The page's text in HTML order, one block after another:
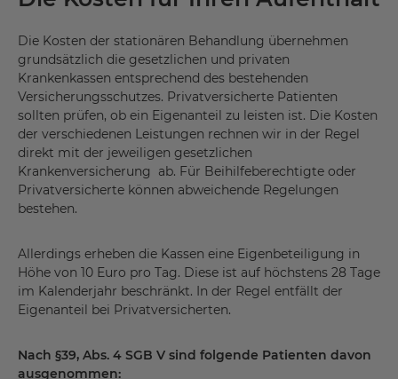
Die Kosten der stationären Behandlung übernehmen
grundsätzlich die gesetzlichen und privaten
Krankenkassen entsprechend des bestehenden
Versicherungsschutzes. Privatversicherte Patienten
sollten prüfen, ob ein Eigenanteil zu leisten ist. Die Kosten
der verschiedenen Leistungen rechnen wir in der Regel
direkt mit der jeweiligen gesetzlichen
Krankenversicherung ab. Für Beihilfeberechtigte oder
Privatversicherte können abweichende Regelungen
bestehen.
Allerdings erheben die Kassen eine Eigenbeteiligung in
Höhe von 10 Euro pro Tag. Diese ist auf höchstens 28 Tage
im Kalenderjahr beschränkt. In der Regel entfällt der
Eigenanteil bei Privatversicherten.
Nach §39, Abs. 4 SGB V sind folgende Patienten davon
ausgenommen: